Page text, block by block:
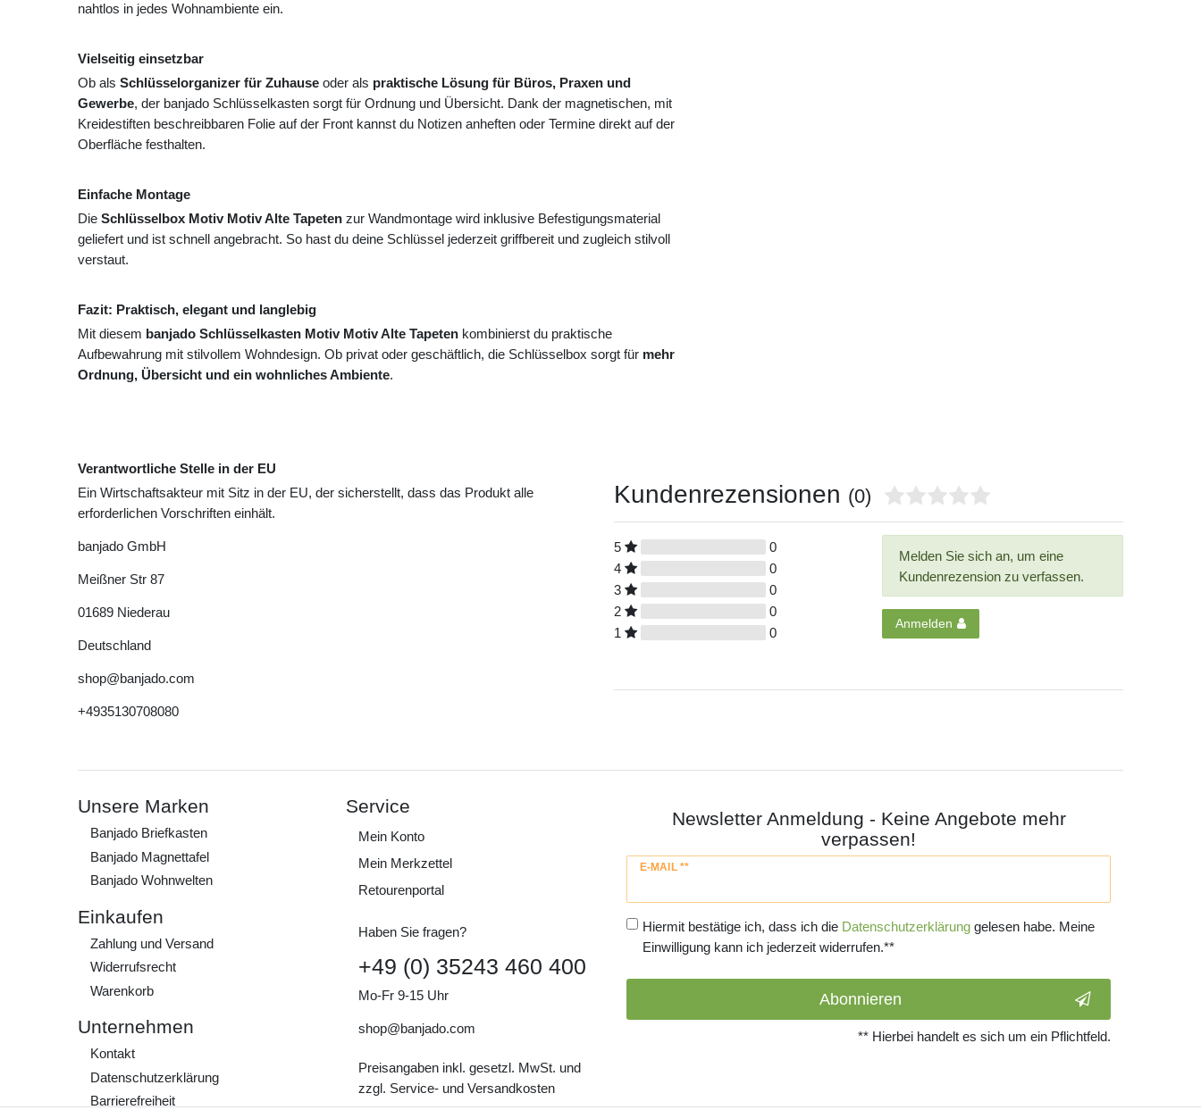
nahtlos in jedes Wohnambiente ein.
Vielseitig einsetzbar
Ob als Schlüsselorganizer für Zuhause oder als praktische Lösung für Büros, Praxen und
Gewerbe, der banjado Schlüsselkasten sorgt für Ordnung und Übersicht. Dank der magnetischen, mit
Kreidestiften beschreibbaren Folie auf der Front kannst du Notizen anheften oder Termine direkt auf der
Oberfläche festhalten.
Einfache Montage
Die Schlüsselbox Motiv Motiv Alte Tapeten zur Wandmontage wird inklusive Befestigungsmaterial
geliefert und ist schnell angebracht. So hast du deine Schlüssel jederzeit griffbereit und zugleich stilvoll
verstaut.
Fazit: Praktisch, elegant und langlebig
Mit diesem banjado Schlüsselkasten Motiv Motiv Alte Tapeten kombinierst du praktische
Aufbewahrung mit stilvollem Wohndesign. Ob privat oder geschäftlich, die Schlüsselbox sorgt für mehr
Ordnung, Übersicht und ein wohnliches Ambiente.
Verantwortliche Stelle in der EU
Ein Wirtschaftsakteur mit Sitz in der EU, der sicherstellt, dass das Produkt alle
erforderlichen Vorschriften einhält.
banjado GmbH
Meißner Str 87
01689 Niederau
Deutschland
shop@banjado.com
+4935130708080
Kundenrezensionen (0)
5
0
4
0
3
0
2
0
1
0
Melden Sie sich an, um eine
Kundenrezension zu verfassen.
Anmelden
Unsere Marken
Banjado Briefkasten
Banjado Magnettafel
Banjado Wohnwelten
Einkaufen
Zahlung und Versand
Widerrufs­recht
Warenkorb
Unternehmen
Kontakt
Daten­schutz­erklärung
Barrierefreiheit
Service
Mein Konto
Mein Merkzettel
Retourenportal
Haben Sie fragen?
+49 (0) 35243 460 400
Mo-Fr 9-15 Uhr
shop@banjado.com
Preisangaben inkl. gesetzl. MwSt. und
zzgl. Service- und Versandkosten
Newsletter Anmeldung - Keine Angebote mehr
verpassen!
E-MAIL **
Newsletter
Hiermit bestätige ich, dass ich die Daten­schutz­erklärunggelesen habe. Meine
Einwilligung kann ich jederzeit widerrufen.**
Abonnieren
** Hierbei handelt es sich um ein Pflichtfeld.